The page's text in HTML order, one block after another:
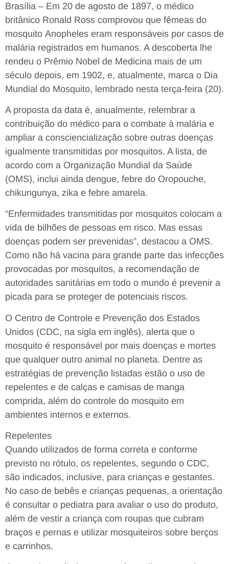
Brasília – Em 20 de agosto de 1897, o médico
britânico Ronald Ross comprovou que fêmeas do
mosquito Anopheles eram responsáveis por casos de
malária registrados em humanos. A descoberta lhe
rendeu o Prêmio Nobel de Medicina mais de um
século depois, em 1902, e, atualmente, marca o Dia
Mundial do Mosquito, lembrado nesta terça-feira (20).
A proposta da data é, anualmente, relembrar a
contribuição do médico para o combate à malária e
ampliar a consciencialização sobre outras doenças
igualmente transmitidas por mosquitos. A lista, de
acordo com a Organização Mundial da Saúde
(OMS), inclui ainda dengue, febre do Oropouche,
chikungunya, zika e febre amarela.
“Enfermidades transmitidas por mosquitos colocam a
vida de bilhões de pessoas em risco. Mas essas
doenças podem ser prevenidas”, destacou a OMS.
Como não há vacina para grande parte das infecções
provocadas por mosquitos, a recomendação de
autoridades sanitárias em todo o mundo é prevenir a
picada para se proteger de potenciais riscos.
O Centro de Controle e Prevenção dos Estados
Unidos (CDC, na sigla em inglês), alerta que o
mosquito é responsável por mais doenças e mortes
que qualquer outro animal no planeta. Dentre as
estratégias de prevenção listadas estão o uso de
repelentes e de calças e camisas de manga
comprida, além do controle do mosquito em
ambientes internos e externos.
Repelentes
Quando utilizados de forma correta e conforme
previsto no rótulo, os repelentes, segundo o CDC,
são indicados, inclusive, para crianças e gestantes.
No caso de bebês e crianças pequenas, a orientação
é consultar o pediatra para avaliar o uso do produto,
além de vestir a criança com roupas que cubram
braços e pernas e utilizar mosquiteiros sobre berços
e carrinhos.